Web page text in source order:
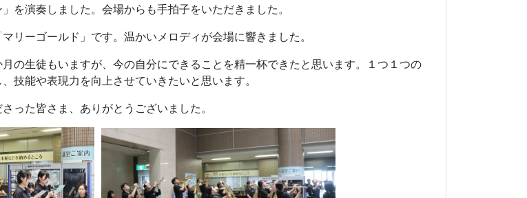
」を演奏しました。会場からも手拍子をいただきました。
リーゴールド」です。温かいメロディが会場に響きました。
の生徒もいますが、今の自分にできることを精一杯できたと思います。１つ１つの
技能や表現力を向上させていきたいと思います。
った皆さま、ありがとうございました。